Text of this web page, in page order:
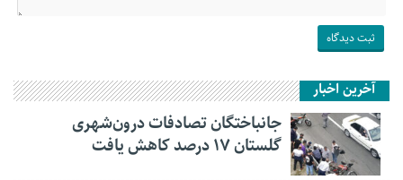
آخرین اخبار
جانباختگان تصادفات درون‌شهری
گلستان ۱۷ درصد کاهش یافت